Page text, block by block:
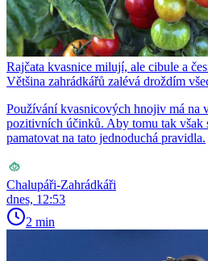
Rajčata kvasnice milují, ale cibule a
Většina zahrádkářů zalévá droždím
Používání kvasnicových hnojiv má na
pozitivních účinků. Aby tomu tak však
pamatovat na tato jednoduchá pravidla.
Chalupáři-Zahrádkáři
dnes, 12:53
2 min